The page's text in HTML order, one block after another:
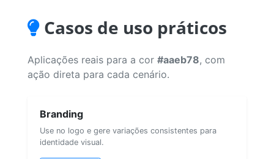
Casos de uso práticos
Aplicações reais para a cor #aaeb78, com
ação direta para cada cenário.
Branding
Use no logo e gere variações consistentes para
identidade visual.